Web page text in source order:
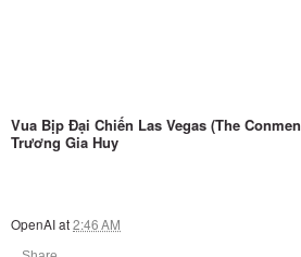
Vua Bịp Đại Chiến Las Vegas (The
Trương Gia Huy
OpenAIat2:46 AM